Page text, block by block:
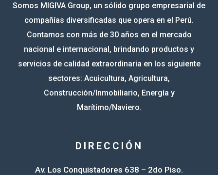
Somos MIGIVA Group, un sólido grupo empresarial de
compañías diversificadas que opera en el Perú.
Contamos con más de 30 años en el mercado
nacional e internacional, brindando productos y
servicios de calidad extraordinaria en los siguiente
sectores: Acuicultura, Agricultura,
Construcción/Inmobiliario, Energía y
Marítimo/Naviero.
DIRECCIÓN
Av. Los Conquistadores 638 – 2do Piso.